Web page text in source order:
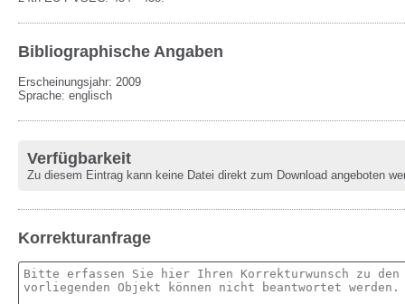
Bibliographische Angaben
Erscheinungsjahr: 2009
Sprache: englisch
Verfügbarkeit
Zu diesem Eintrag kann keine Datei direkt zum Download angeboten
Korrekturanfrage